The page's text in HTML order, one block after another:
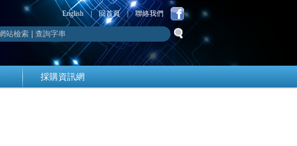
聯絡我們
|
回首頁
English
採購資訊網